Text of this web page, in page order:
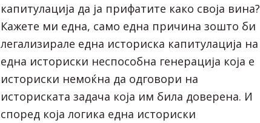
капитулација да ја прифатите како своја вина?
Кажете ми една, само една причина зошто би
легализирале една историска капитулација на
една историски неспособна генерација која е
историски немоќна да одговори на
историската задача која им била доверена. И
според која логика една историски